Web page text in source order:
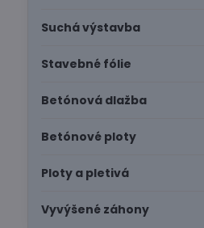
Suchá výstavba
Stavebné fólie
Betónová dlažba
Betónové ploty
Ploty a pletivá
Vyvýšené záhony